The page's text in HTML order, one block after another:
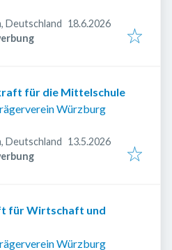
Deutschland Veröffentlicht
18.6.2026
für die Mittelschule
Würzburg
Deutschland Veröffentlicht
13.5.2026
für Wirtschaft und
Würzburg